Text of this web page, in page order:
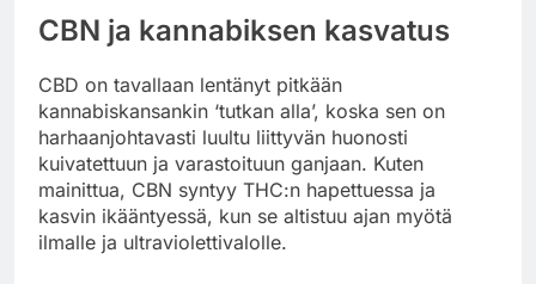
CBN ja kannabiksen kasvatus
CBD on tavallaan lentänyt pitkään
kannabiskansankin ‘tutkan alla’, koska sen on
harhaanjohtavasti luultu liittyvän huonosti
kuivatettuun ja varastoituun ganjaan. Kuten
mainittua, CBN syntyy THC:n hapettuessa ja
kasvin ikääntyessä, kun se altistuu ajan myötä
ilmalle ja ultraviolettivalolle.